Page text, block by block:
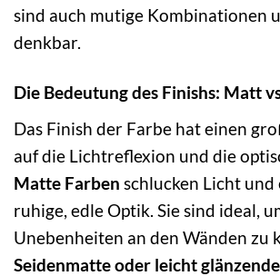
sind auch mutige Kombinationen
denkbar.
Die Bedeutung des Finishs: Matt
Das Finish der Farbe hat einen
auf die Lichtreflexion und die
Matte Farben schlucken Licht und
ruhige, edle Optik. Sie sind ideal,
Unebenheiten an den Wänden zu
Seidenmatte oder leicht